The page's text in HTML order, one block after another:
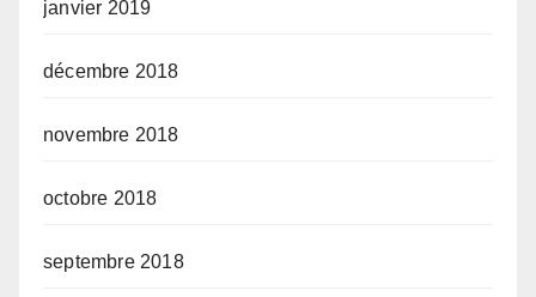
janvier 2019
décembre 2018
novembre 2018
octobre 2018
septembre 2018